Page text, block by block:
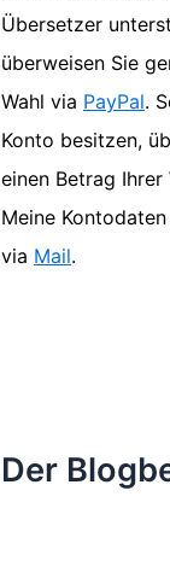
Übersetzer
überweisen Sie
Wahl via PayPal.
Konto besitzen,
einen Betrag Ihrer
Meine
via Mail.
Der